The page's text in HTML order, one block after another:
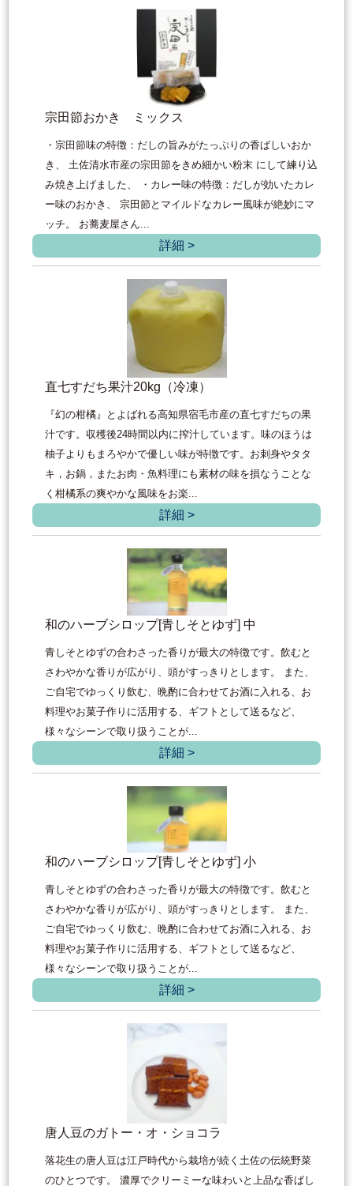
宗田節おかき ミックス
・宗田節味の特徴：だしの旨みがたっぷりの香ばしいおか
き、 土佐清水市産の宗田節をきめ細かい粉末 にして練り込
み焼き上げました、 ・カレー味の特徴：だしが効いたカレ
ー味のおかき、 宗田節とマイルドなカレー風味が絶妙にマ
ッチ。 お蕎麦屋さん...
詳細 >
直七すだち果汁20kg（冷凍）
『幻の柑橘』とよばれる高知県宿毛市産の直七すだちの果
汁です。収穫後24時間以内に搾汁しています。味のほうは
柚子よりもまろやかで優しい味が特徴です。お刺身やタタ
キ，お鍋，またお肉・魚料理にも素材の味を損なうことな
く柑橘系の爽やかな風味をお楽...
詳細 >
和のハーブシロップ[青しそとゆず] 中
青しそとゆずの合わさった香りが最大の特徴です。飲むと
さわやかな香りが広がり、頭がすっきりとします。 また、
ご自宅でゆっくり飲む、晩酌に合わせてお酒に入れる、お
料理やお菓子作りに活用する、ギフトとして送るなど、
様々なシーンで取り扱うことが...
詳細 >
和のハーブシロップ[青しそとゆず] 小
青しそとゆずの合わさった香りが最大の特徴です。飲むと
さわやかな香りが広がり、頭がすっきりとします。 また、
ご自宅でゆっくり飲む、晩酌に合わせてお酒に入れる、お
料理やお菓子作りに活用する、ギフトとして送るなど、
様々なシーンで取り扱うことが...
詳細 >
唐人豆のガトー・オ・ショコラ
落花生の唐人豆は江戸時代から栽培が続く土佐の伝統野菜
のひとつです。 濃厚でクリーミーな味わいと上品な香ばし